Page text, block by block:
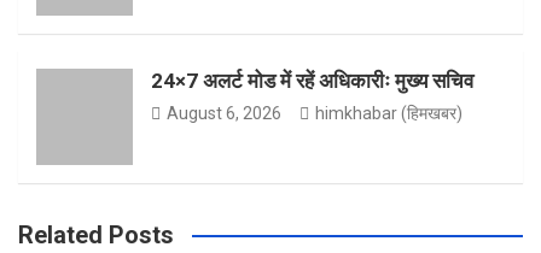
m
e
24×7 अलर्ट मोड में रहें अधिकारीः मुख्य सचिव
August 6, 2026 himkhabar (हिमखबर)
Related Posts